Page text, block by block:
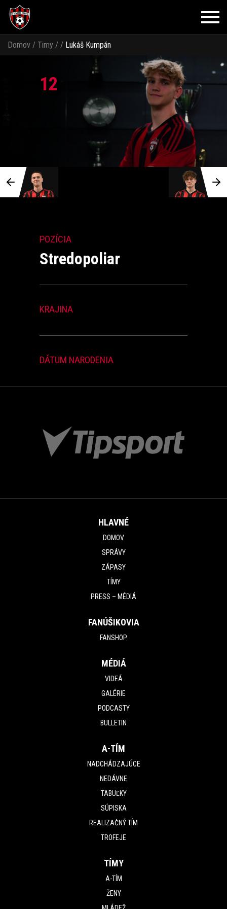
Domov / Timy / / Lukáš Kumpán
12
POZÍCIA
Stredopoliar
KRAJINA
DÁTUM NARODENIA
HLAVNÉ
DOMOV
SPRÁVY
ZÁPASY
TÍMY
PRESS – MÉDIÁ
FANÚŠIKOVIA
FANSHOP
MÉDIÁ
VIDEÁ
GALÉRIE
PODCASTY
BULLETIN
A-TÍM
NADCHÁDZAJÚCE
NEDÁVNE
TABUĽKY
SÚPISKA
REALIZAČNÝ TÍM
TROFEJE
TÍMY
A-TÍM
ŽENY